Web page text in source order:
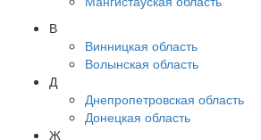
В
Винницкая область
Волынская область
Д
Днепропетровская область
Донецкая область
Ж